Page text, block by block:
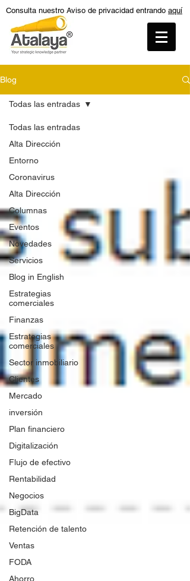
Consulta nuestro Aviso de privacidad entrando aquí
Blog
Todas las entradas
Alta Dirección
Entorno
Coronavirus
Alta Dirección
Columnas
Eventos
Novedades
Servicios
Blog in English
Estrategias
comerciales
Finanzas
Estrategias
comerciales
Sector inmobiliario
Clientes
Mercado
inversión
Plan financiero
Digitalización
Flujo de efectivo
Rentabilidad
Negocios
BigData
Retención de talento
Ventas
FODA
Ahorro
Todas las entradas